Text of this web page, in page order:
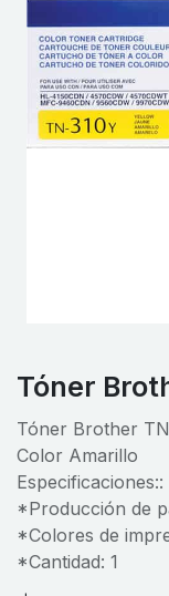
Tóner
Tóner Brother
Color Amarillo
Especificaciones::
*Producción de
*Colores de
*Cantidad: 1